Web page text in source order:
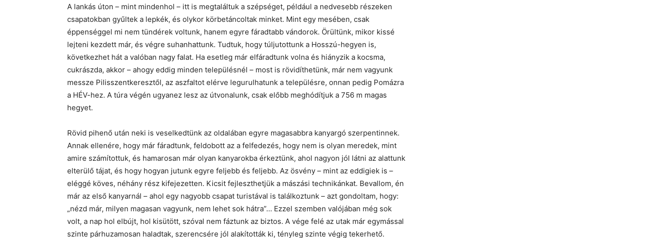
A lankás úton – mint mindenhol – itt is megtaláltuk a szépséget, például a nedvesebb részeken
csapatokban gyűltek a lepkék, és olykor körbetáncoltak minket. Mint egy mesében, csak
éppenséggel mi nem tündérek voltunk, hanem egyre fáradtabb vándorok. Örültünk, mikor kissé
lejteni kezdett már, és végre suhanhattunk. Tudtuk, hogy túljutottunk a Hosszú-hegyen is,
következhet hát a valóban nagy falat. Ha esetleg már elfáradtunk volna és hiányzik a kocsma,
cukrászda, akkor – ahogy eddig minden településnél – most is rövidíthetünk, már nem vagyunk
messze Pilisszentkeresztől, az aszfaltot elérve legurulhatunk a településre, onnan pedig Pomázra
a HÉV-hez. A túra végén ugyanez lesz az útvonalunk, csak előbb meghódítjuk a 756 m magas
hegyet.
Rövid pihenő után neki is veselkedtünk az oldalában egyre magasabbra kanyargó szerpentinnek.
Annak ellenére, hogy már fáradtunk, feldobott az a felfedezés, hogy nem is olyan meredek, mint
amire számítottuk, és hamarosan már olyan kanyarokba érkeztünk, ahol nagyon jól látni az alattunk
elterülő tájat, és hogy hogyan jutunk egyre feljebb és feljebb. Az ösvény – mint az eddigiek is –
eléggé köves, néhány rész kifejezetten. Kicsit fejleszthetjük a mászási technikánkat. Bevallom, én
már az első kanyarnál – ahol egy nagyobb csapat turistával is találkoztunk – azt gondoltam, hogy:
„nézd már, milyen magasan vagyunk, nem lehet sok hátra”… Ezzel szemben valójában még sok
volt, a nap hol elbújt, hol kisütött, szóval nem fáztunk az biztos. A vége felé az utak már egymással
szinte párhuzamosan haladtak, szerencsére jól alakították ki, tényleg szinte végig tekerhető.